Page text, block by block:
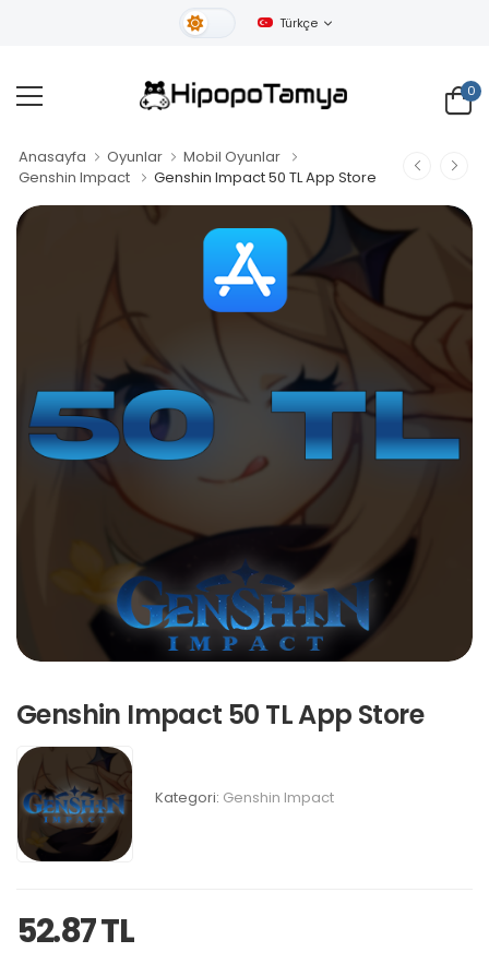
Gündüz Tema
Türkçe
0
Anasayfa Oyunlar
Mobil Oyunlar
Genshin Impact
Genshin Impact 50 TL App Store
Genshin Impact 50 TL App Store
Kategori: Genshin Impact
52.87 TL